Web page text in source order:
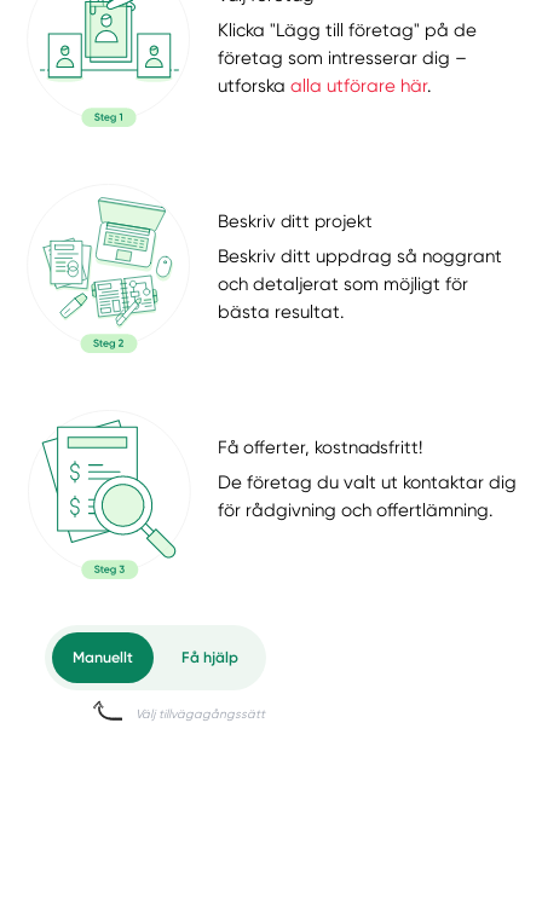
Klicka "Lägg till företag" på de
företag som intresserar dig –
utforskaalla utförare här.
Beskriv ditt projekt
Beskriv ditt uppdrag så noggrant
och detaljerat som möjligt för
bästa resultat.
Få offerter, kostnadsfritt!
De företag du valt ut kontaktar dig
för rådgivning och offertlämning.